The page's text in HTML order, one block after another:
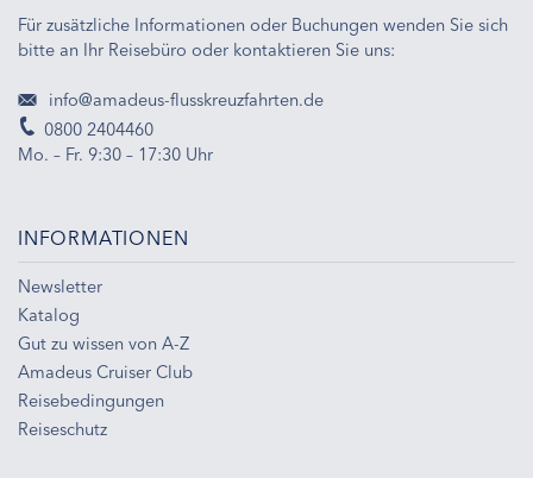
Für zusätzliche Informationen oder Buchungen wenden Sie sich
bitte an Ihr Reisebüro oder kontaktieren Sie uns:
info@amadeus-flusskreuzfahrten.de
0800 2404460
Mo. – Fr. 9:30 – 17:30 Uhr
INFORMATIONEN
Newsletter
Katalog
Gut zu wissen von A-Z
Amadeus Cruiser Club
Reisebedingungen
Reiseschutz